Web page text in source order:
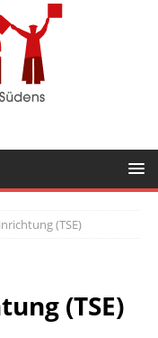
(TSE)
(TSE)